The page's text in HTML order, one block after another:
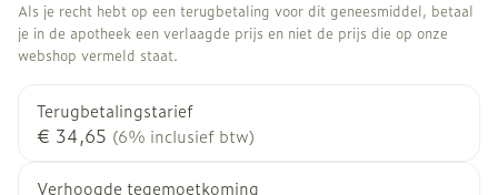
Als je recht hebt op een terugbetaling voor dit geneesmiddel, betaal
je in de apotheek een verlaagde prijs en niet de prijs die op onze
webshop vermeld staat.
Terugbetalingstarief
€ 34,65 (6% inclusief btw)
Verhoogde tegemoetkoming